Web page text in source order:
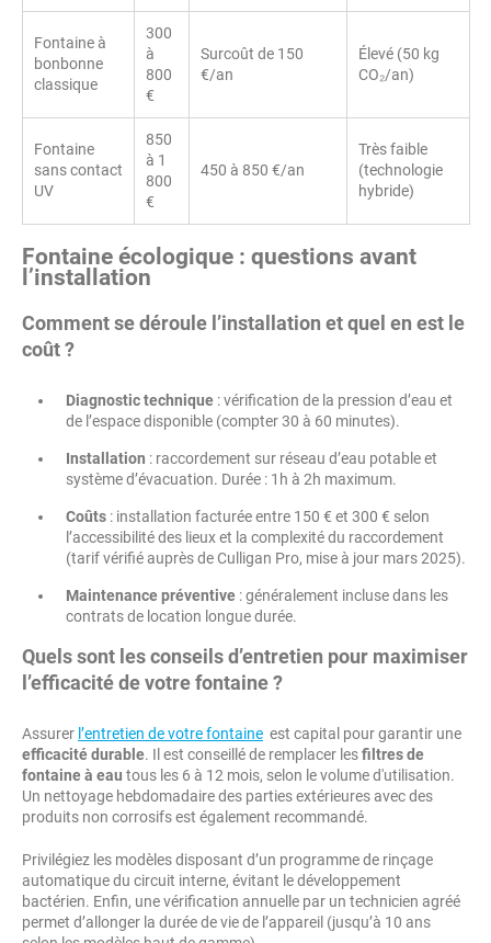
Fontaine à
bonbonne
classique
300
à
800
€
Surcoût de 150
€/an
Élevé (50 kg
CO₂/an)
Fontaine
sans contact
UV
850
à 1
800
€
450 à 850 €/an
Très faible
(technologie
hybride)
Fontaine écologique : questions avant
l’installation
Comment se déroule l’installation et quel en est le
coût ?
Diagnostic technique : vérification de la pression d’eau et
de l’espace disponible (compter 30 à 60 minutes).
Installation : raccordement sur réseau d’eau potable et
système d’évacuation. Durée : 1h à 2h maximum.
Coûts : installation facturée entre 150 € et 300 € selon
l’accessibilité des lieux et la complexité du raccordement
(tarif vérifié auprès de Culligan Pro, mise à jour mars 2025).
Maintenance préventive : généralement incluse dans les
contrats de location longue durée.
Quels sont les conseils d’entretien pour maximiser
l’efficacité de votre fontaine ?
Assurer l’entretien de votre fontaine est capital pour garantir une
efficacité durable. Il est conseillé de remplacer lesfiltres de
fontaine à eau tous les 6 à 12 mois, selon le volume d'utilisation.
Un nettoyage hebdomadaire des parties extérieures avec des
produits non corrosifs est également recommandé.
Privilégiez les modèles disposant d’un programme de rinçage
automatique du circuit interne, évitant le développement
bactérien. Enfin, une vérification annuelle par un technicien agréé
permet d’allonger la durée de vie de l’appareil (jusqu’à 10 ans